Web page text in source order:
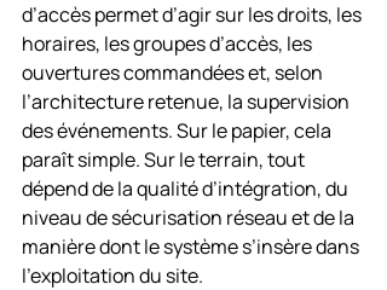
d’accès permet d’agir sur les droits, les
horaires, les groupes d’accès, les
ouvertures commandées et, selon
l’architecture retenue, la supervision
des événements. Sur le papier, cela
paraît simple. Sur le terrain, tout
dépend de la qualité d’intégration, du
niveau de sécurisation réseau et de la
manière dont le système s’insère dans
l’exploitation du site.